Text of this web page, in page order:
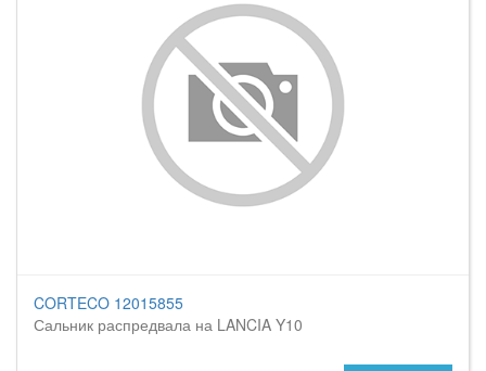
CORTECO 12015855
Сальник распредвала на LANCIA Y10